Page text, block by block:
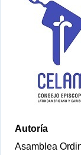
Autoría
Asamblea